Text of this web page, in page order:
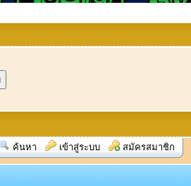
ค้นหา เข้าสู่ระบบ สมัครสมาชิก